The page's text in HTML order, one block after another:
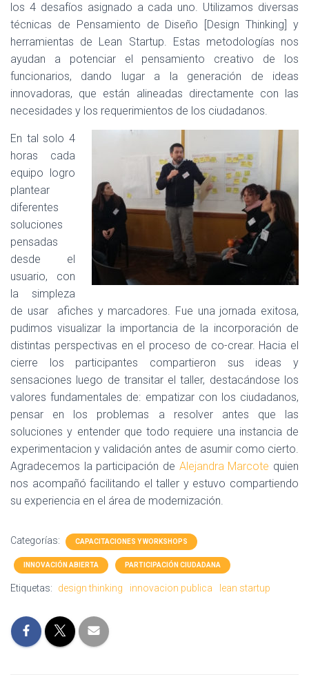
los 4 desafíos asignado a cada uno. Utilizamos diversas
técnicas de Pensamiento de Diseño [Design Thinking] y
herramientas de Lean Startup. Estas metodologías nos
ayudan a potenciar el pensamiento creativo de los
funcionarios, dando lugar a la generación de ideas
innovadoras, que están alineadas directamente con las
necesidades y los requerimientos de los ciudadanos.
En tal solo 4
horas cada
equipo logro
plantear
diferentes
soluciones
pensadas
desde el
usuario, con
la simpleza
de usar afiches y marcadores. Fue una jornada exitosa,
pudimos visualizar la importancia de la incorporación de
distintas perspectivas en el proceso de co-crear. Hacia el
cierre los participantes compartieron sus ideas y
sensaciones luego de transitar el taller, destacándose los
valores fundamentales de: empatizar con los ciudadanos,
pensar en los problemas a resolver antes que las
soluciones y entender que todo requiere una instancia de
experimentacion y validación antes de asumir como cierto.
Agradecemos la participación de Alejandra Marcote quien
nos acompañó facilitando el taller y estuvo compartiendo
su experiencia en el área de modernización.
Categorías: CAPACITACIONES Y WORKSHOPS
INNOVACIÓN ABIERTA PARTICIPACIÓN CIUDADANA
Etiquetas: design thinking innovacion publica lean startup